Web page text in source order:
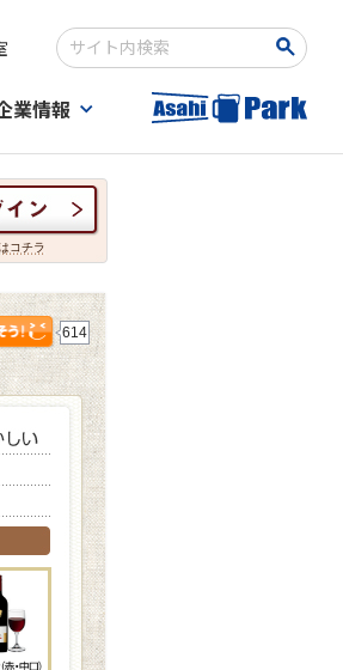
検索キーワード入力
業情報
コチラ
614